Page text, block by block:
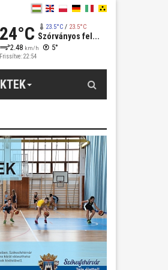
24°C 23.5°C/ 23.5°C
Szórványos fel...
2.48 km/h 5°
Frissítve: 22:54